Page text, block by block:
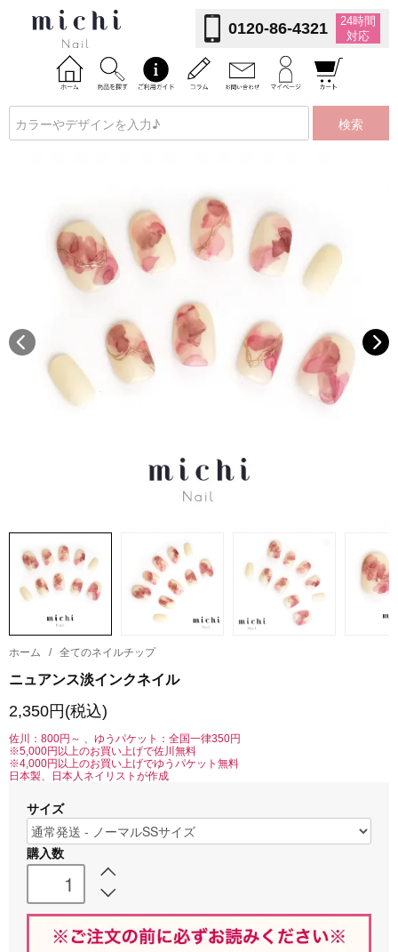
0120-86-4321
24時間
対応
検索
ホーム / 全てのネイルチップ
ニュアンス淡インクネイル
2,350円(税込)
佐川：800円～ 、ゆうパケット：全国一律350円
※5,000円以上のお買い上げで佐川無料
※4,000円以上のお買い上げでゆうパケット無料
日本製、日本人ネイリストが作成
サイズ
購入数